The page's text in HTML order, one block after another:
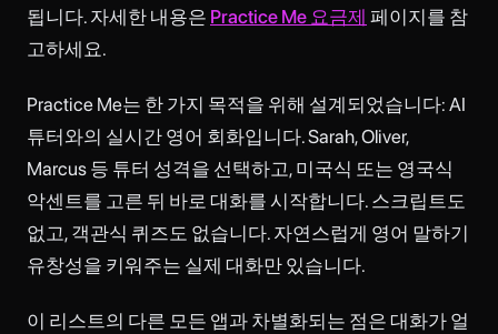
됩니다. 자세한 내용은 Practice Me 요금제 페이지를 참
고하세요.
Practice Me는 한 가지 목적을 위해 설계되었습니다: AI
튜터와의 실시간 영어 회화입니다. Sarah, Oliver,
Marcus 등 튜터 성격을 선택하고, 미국식 또는 영국식
악센트를 고른 뒤 바로 대화를 시작합니다. 스크립트도
없고, 객관식 퀴즈도 없습니다. 자연스럽게 영어 말하기
유창성을 키워주는 실제 대화만 있습니다.
이 리스트의 다른 모든 앱과 차별화되는 점은 대화가 얼